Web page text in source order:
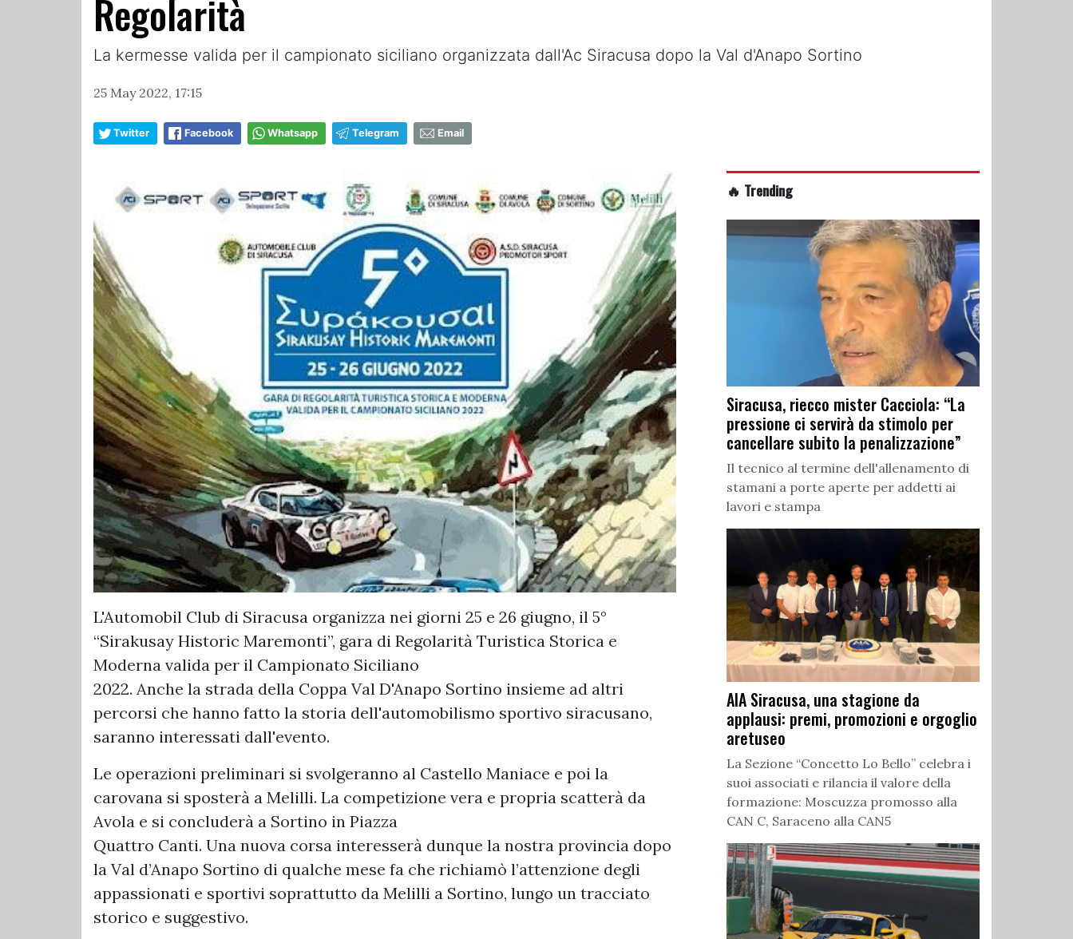
Regolarità
La kermesse valida per il campionato siciliano organizzata dall'Ac Siracusa dopo la Val d'Anapo Sortino
25 May 2022, 17:15
Twitter Facebook Whatsapp Telegram Email
L'Automobil Club di Siracusa organizza nei giorni 25 e 26 giugno, il 5°
“Sirakusay Historic Maremonti”, gara di Regolarità Turistica Storica e
Moderna valida per il Campionato Siciliano
2022. Anche la strada della Coppa Val D'Anapo Sortino insieme ad altri
percorsi che hanno fatto la storia dell'automobilismo sportivo siracusano,
saranno interessati dall'evento.
Le operazioni preliminari si svolgeranno al Castello Maniace e poi la
carovana si sposterà a Melilli. La competizione vera e propria scatterà da
Avola e si concluderà a Sortino in Piazza
Quattro Canti. Una nuova corsa interesserà dunque la nostra provincia dopo
la Val d’Anapo Sortino di qualche mese fa che richiamò l’attenzione degli
appassionati e sportivi soprattutto da Melilli a Sortino, lungo un tracciato
storico e suggestivo.
🔥 Trending
Siracusa, riecco mister Cacciola: “La
pressione ci servirà da stimolo per
cancellare subito la penalizzazione”
Il tecnico al termine dell'allenamento di
stamani a porte aperte per addetti ai
lavori e stampa
AIA Siracusa, una stagione da
applausi: premi, promozioni e orgoglio
aretuseo
La Sezione “Concetto Lo Bello” celebra i
suoi associati e rilancia il valore della
formazione: Moscuzza promosso alla
CAN C, Saraceno alla CAN5